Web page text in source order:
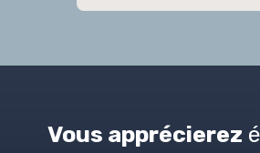
Vous apprécierez